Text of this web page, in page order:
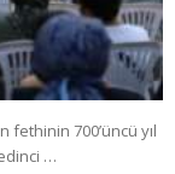
fethinin 700’üncü yıl
…